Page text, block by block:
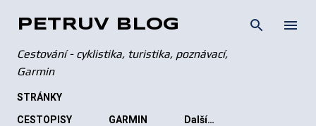
Přeskočit na hlavní obsah
PETRŮV BLOG
Cestování - cyklistika, turistika, poznávací,
Garmin
STRÁNKY
CESTOPISY
GARMIN Další…